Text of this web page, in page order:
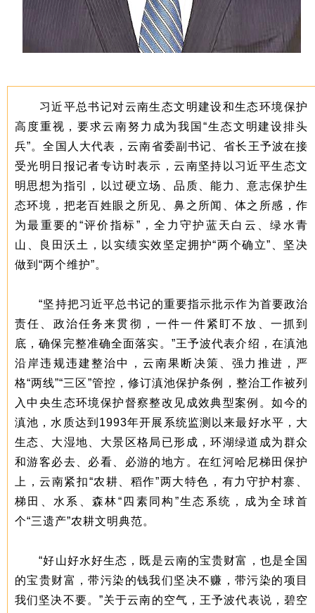
习近平总书记对云南生态文明建设和生态环境保护
高度重视，要求云南努力成为我国“生态文明建设排头
兵”。全国人大代表，云南省委副书记、省长王予波在接
受光明日报记者专访时表示，云南坚持以习近平生态文
明思想为指引，以过硬立场、品质、能力、意志保护生
态环境，把老百姓眼之所见、鼻之所闻、体之所感，作
为最重要的“评价指标”，全力守护蓝天白云、绿水青
山、良田沃土，以实绩实效坚定拥护“两个确立”、坚决
做到“两个维护”。
“坚持把习近平总书记的重要指示批示作为首要政治
责任、政治任务来贯彻，一件一件紧盯不放、一抓到
底，确保完整准确全面落实。”王予波代表介绍，在滇池
沿岸违规违建整治中，云南果断决策、强力推进，严
格“两线”“三区”管控，修订滇池保护条例，整治工作被列
入中央生态环境保护督察整改见成效典型案例。如今的
滇池，水质达到1993年开展系统监测以来最好水平，大
生态、大湿地、大景区格局已形成，环湖绿道成为群众
和游客必去、必看、必游的地方。在红河哈尼梯田保护
上，云南紧扣“农耕、稻作”两大特色，有力守护村寨、
梯田、水系、森林“四素同构”生态系统，成为全球首
个“三遗产”农耕文明典范。
“好山好水好生态，既是云南的宝贵财富，也是全国
的宝贵财富，带污染的钱我们坚决不赚，带污染的项目
我们坚决不要。”关于云南的空气，王予波代表说，碧空